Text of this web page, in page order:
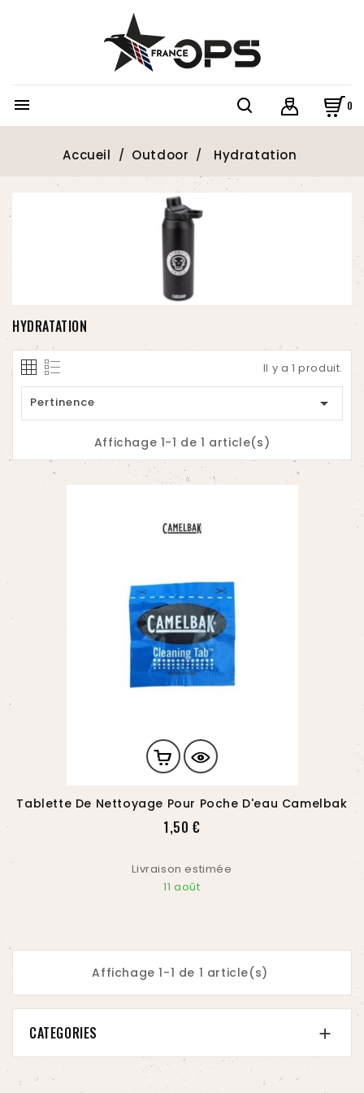
 0
Accueil Outdoor Hydratation
HYDRATATION
Il y a 1 produit.
Pertinence 
Affichage 1-1 de 1 article(s)
Tablette De Nettoyage Pour Poche D'eau Camelbak
1,50 €Prix
Livraison estimée
11 août
Affichage 1-1 de 1 article(s)
CATEGORIES 